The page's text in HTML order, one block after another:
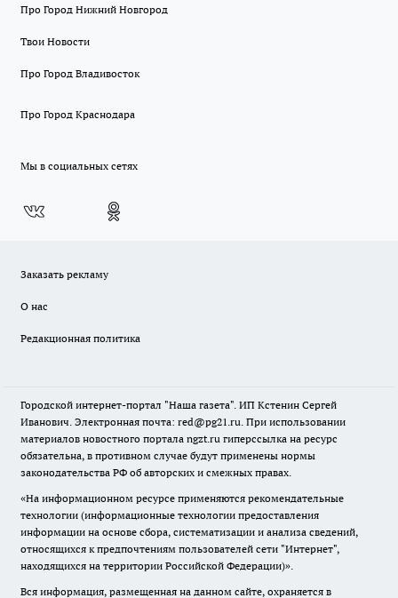
Про Город Нижний Новгород
Твои Новости
Про Город Владивосток
Про Город Краснодара
Мы в социальных сетях
Заказать рекламу
О нас
Редакционная политика
Городской интернет-портал "Наша газета". ИП Кстенин Сергей
Иванович. Электронная почта: red@pg21.ru. При использовании
материалов новостного портала ngzt.ru гиперссылка на ресурс
обязательна, в противном случае будут применены нормы
законодательства РФ об авторских и смежных правах.
«На информационном ресурсе применяются рекомендательные
технологии (информационные технологии предоставления
информации на основе сбора, систематизации и анализа сведений,
относящихся к предпочтениям пользователей сети "Интернет",
находящихся на территории Российской Федерации)».
Вся информация, размещенная на данном сайте, охраняется в